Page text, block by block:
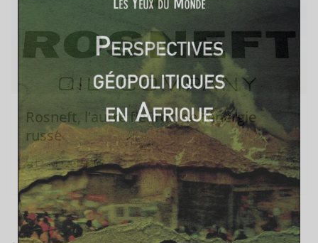
Rosneft, l’autre fleuron de l’énergie
russe
12 avril 2016 0